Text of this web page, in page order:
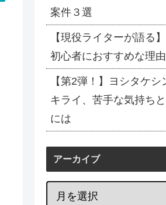
案件３選
【現役ライターが語る
初心者におすすめな理由
【第2弾！】ヨシタケシ
キライ、苦手な気持ち
には
アーカイブ